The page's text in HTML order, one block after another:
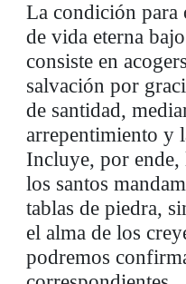
La condición para
de vida eterna
consiste en
salvación por
de santidad,
arrepentimiento y
Incluye, por
los santos
tablas de piedra,
el alma de los
podremos